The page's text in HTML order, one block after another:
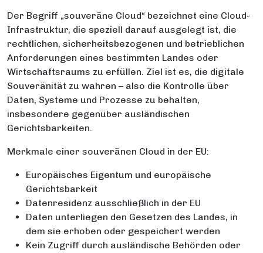
Der Begriff „souveräne Cloud“ bezeichnet eine Cloud-
Infrastruktur, die speziell darauf ausgelegt ist, die
rechtlichen, sicherheitsbezogenen und betrieblichen
Anforderungen eines bestimmten Landes oder
Wirtschaftsraums zu erfüllen. Ziel ist es, die digitale
Souveränität zu wahren – also die Kontrolle über
Daten, Systeme und Prozesse zu behalten,
insbesondere gegenüber ausländischen
Gerichtsbarkeiten.
Merkmale einer souveränen Cloud in der EU:
Europäisches Eigentum und europäische
Gerichtsbarkeit
Datenresidenz ausschließlich in der EU
Daten unterliegen den Gesetzen des Landes, in
dem sie erhoben oder gespeichert werden
Kein Zugriff durch ausländische Behörden oder